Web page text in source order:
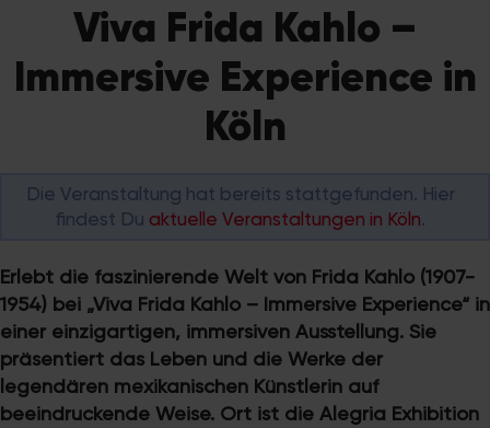
Viva Frida Kahlo –
Immersive Experience in
Köln
Die Veranstaltung hat bereits stattgefunden. Hier
findest Du aktuelle Veranstaltungen in Köln.
Erlebt die faszinierende Welt von Frida Kahlo (1907-
1954) bei „Viva Frida Kahlo – Immersive Experience“ in
einer einzigartigen, immersiven Ausstellung. Sie
präsentiert das Leben und die Werke der
legendären mexikanischen Künstlerin auf
beeindruckende Weise. Ort ist die Alegria Exhibition